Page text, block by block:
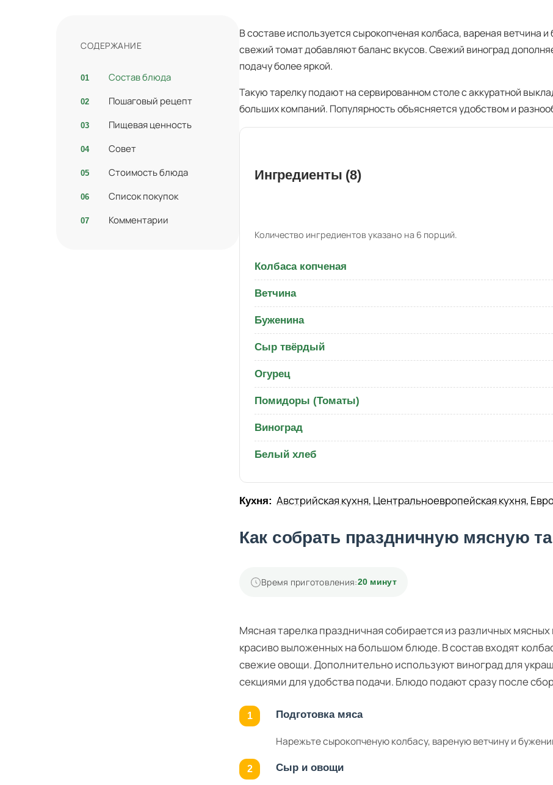
СОДЕРЖАНИЕ
Состав блюда
Пошаговый рецепт
Пищевая ценность
Совет
Стоимость блюда
Список покупок
Комментарии
В составе используется сырокопченая колбаса, вареная ветчина
свежий томат добавляют баланс вкусов. Свежий виноград
подачу более яркой.
Такую тарелку подают на сервированном столе с аккуратной
больших компаний. Популярность объясняется удобством и
Ингредиенты (8)
Количество ингредиентов указано на 6 порций.
Колбаса копченая
Ветчина
Буженина
Сыр твёрдый
Огурец
Помидоры (Томаты)
Виноград
Белый хлеб
Кухня: Австрийская кухня, Центральноевропейская кухня,
Как собрать праздничную мясную
Время приготовления:20 минут
Мясная тарелка праздничная собирается из различных
красиво выложенных на большом блюде. В состав входят
свежие овощи. Дополнительно используют виноград для
секциями для удобства подачи. Блюдо подают сразу после
Подготовка мяса
Нарежьте сырокопченую колбасу, вареную ветчину и
Сыр и овощи